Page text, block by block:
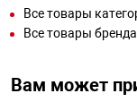
Все товары
Все товары
Вам может